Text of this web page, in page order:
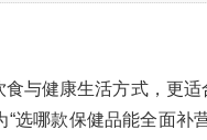
与健康生活方式，更
选哪款保健品能全面补